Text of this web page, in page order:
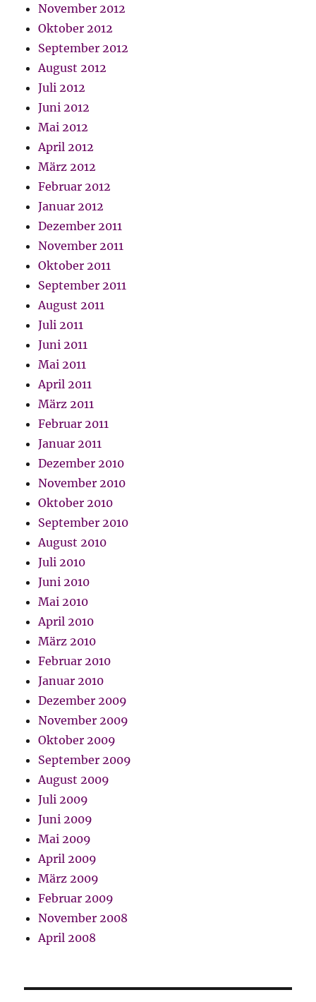
November 2012
Oktober 2012
September 2012
August 2012
Juli 2012
Juni 2012
Mai 2012
April 2012
März 2012
Februar 2012
Januar 2012
Dezember 2011
November 2011
Oktober 2011
September 2011
August 2011
Juli 2011
Juni 2011
Mai 2011
April 2011
März 2011
Februar 2011
Januar 2011
Dezember 2010
November 2010
Oktober 2010
September 2010
August 2010
Juli 2010
Juni 2010
Mai 2010
April 2010
März 2010
Februar 2010
Januar 2010
Dezember 2009
November 2009
Oktober 2009
September 2009
August 2009
Juli 2009
Juni 2009
Mai 2009
April 2009
März 2009
Februar 2009
November 2008
April 2008